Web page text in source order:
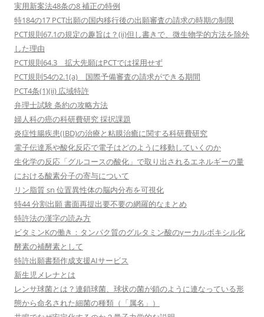
実用新案法48条の8 補正の特例
特184の17 PCT出願の国内移行後の出願審査の請求の時期の制限
PCT規則67.1の規定の趣旨は？(ii)但し書きで、微生物学的方法を除外
した理由
PCT規則64.3 拡大先願はPCTでは採用せず
PCT規則54の2.1(a) 国際予備審査の請求ができる期間
PCT4条(1)(ii) 広域特許
弁理士試験 条約の攻略方法
婦人科の癌の科研費研究 採択課題
炎症性腸疾患(IBD)の治療と粘膜治癒に関する科研費研究
電子伝達系や酸化反応で電子はどのように移動していくのか
生化学の反応「グルコースの酸化」で取り出されるエネルギーの量
における酸素分子の寄与について
リン脂質 sn 位置異性体の脳内分布を可視化
特44 分割出願 書面再提出要不要の網羅的なまとめ
特許法の漢字の読み方
ビタミンKの働き：タンパク質のグルタミン酸のγーカルボキシル化
酵素の補酵素として
特許出願書類作成支援AIサービス
新生児メレナとは
レンサ球菌とは？連鎖球菌、球状の菌が鎖のように連なっている形
態から命名された細菌の種類（「属名」）